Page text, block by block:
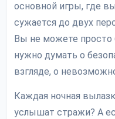
основной игры, где
сужается до двух
Вы не можете
нужно думать о
взгляде, о
Каждая ночная
услышат стражи? А